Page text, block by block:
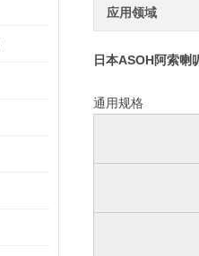
应用领域
日本ASOH阿索喇
通用规格